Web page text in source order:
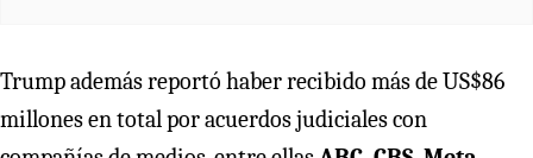
Trump además reportó haber recibido más de US$86
millones en total por acuerdos judiciales con